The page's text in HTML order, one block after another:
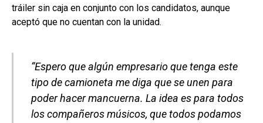
tráiler sin caja en conjunto con los candidatos, aunque
aceptó que no cuentan con la unidad.
“Espero que algún empresario que tenga este
tipo de camioneta me diga que se unen para
poder hacer mancuerna. La idea es para todos
los compañeros músicos, que todos podamos